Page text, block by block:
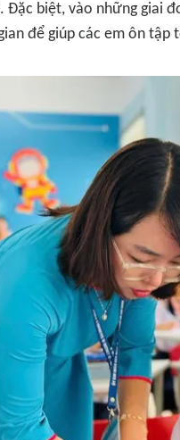
Đặc biệt, vào những giai
để giúp các em ôn